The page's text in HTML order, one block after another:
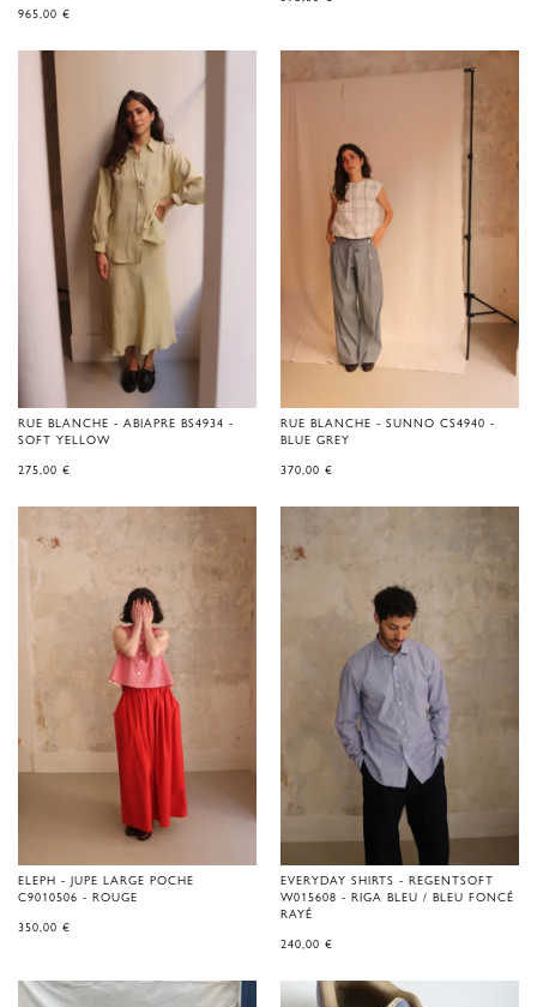
965,00 €
RUE BLANCHE - ABIAPRE BS4934 -
SOFT YELLOW
275,00 €
RUE BLANCHE - SUNNO CS4940 -
BLUE GREY
370,00 €
ELEPH - JUPE LARGE POCHE
C9010506 - ROUGE
350,00 €
EVERYDAY SHIRTS - REGENTSOFT
W015608 - RIGA BLEU / BLEU FONCÉ
RAYÉ
240,00 €